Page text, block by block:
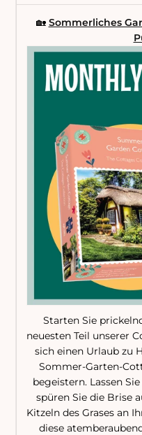
🏡 Sommerliches
Starten Sie
neuesten Teil unserer
sich einen Urlaub zu
Sommer-Garten-
begeistern. Lassen
spüren Sie die Brise
Kitzeln des Grases an
diese